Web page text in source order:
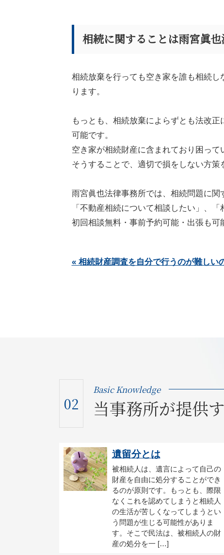
相続に関することは雨宮眞
相続放棄を行っても空き家を誰も相続
ります。
もっとも、相続放棄によらずとも法改
可能です。
空き家が相続財産に含まれており困って
そうすることで、適切で損をしない方策
雨宮眞也法律事務所では、相続問題に関
「不動産相続について相談したい」、
初回相談無料・事前予約可能・出張も可
« 相続財産調査を自分で行うのが難しい
02
Basic Knowledge
当事務所が提供
遺留分とは
被相続人は、遺言によって自己の
財産を自由に処分することができ
るのが原則です。もっとも、際限
なくこれを認めてしまうと相続人
の生活が苦しくなってしまうとい
う問題が生じる可能性がありま
す。そこで民法は、被相続人の財
産の処分を一 […]